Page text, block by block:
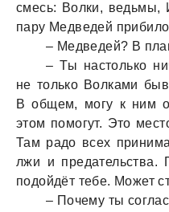
смесь: Волки, ведьмы,
пару Медведей
– Медведей? В
– Ты настолько
не только Волками
В общем, могу к ним
этом помогут. Это
Там радо всех
лжи и предательства.
подойдёт тебе. Может
– Почему ты